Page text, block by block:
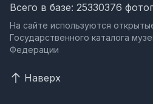
Всего в базе: 25330376
На сайте используются
Государственного каталога
Федерации
Наверх